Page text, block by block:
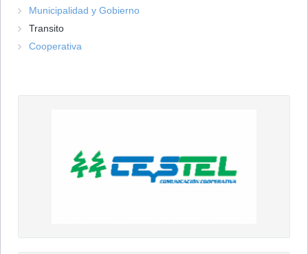
Municipalidad y Gobierno
Transito
Cooperativa